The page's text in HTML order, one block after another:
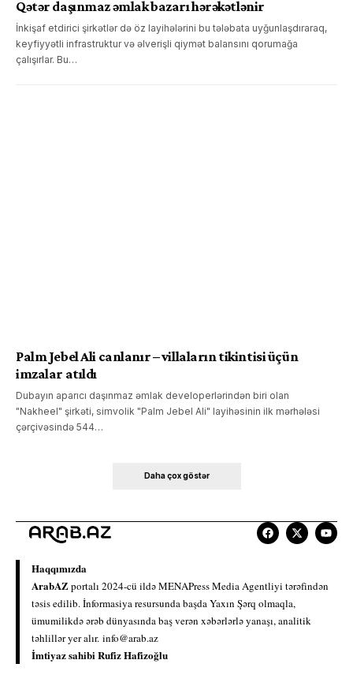
Qətər daşınmaz əmlak bazarı hərəkətlənir
İnkişaf etdirici şirkətlər də öz layihələrini bu tələbata uyğunlaşdıraraq,
keyfiyyətli infrastruktur və əlverişli qiymət balansını qorumağa
çalışırlar. Bu…
Palm Jebel Ali canlanır – villaların tikintisi üçün
imzalar atıldı
Dubayın aparıcı daşınmaz əmlak developerlərindən biri olan
"Nakheel" şirkəti, simvolik "Palm Jebel Ali" layihəsinin ilk mərhələsi
çərçivəsində 544…
Daha çox göstər
Haqqımızda
ArabAZportalı 2024-cü ildə MENAPress Media Agentliyi tərəfindən
təsis edilib. İnformasiya resursunda başda Yaxın Şərq olmaqla,
ümumilikdə ərəb dünyasında baş verən xəbərlərlə yanaşı, analitik
təhlillər yer alır. info@arab.az
İmtiyaz sahibi Rufiz Hafizoğlu